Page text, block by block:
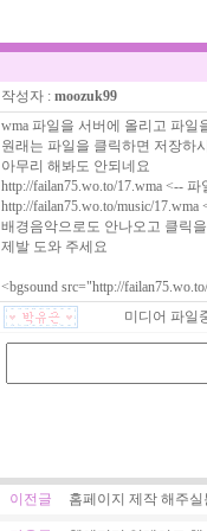
작성자 : moozuk99
wma 파일을 서버에 올리고 파일
원래는 파일을 클릭하면 저장하
아무리 해봐도 안되네요
http://failan75.wo.to/17.wma <--
http://failan75.wo.to/music/
배경음악으로도 안나오고 클릭
제발 도와 주세요
<bgsound src="http://
미디어 파일
이전글 홈페이지 제작 해주실